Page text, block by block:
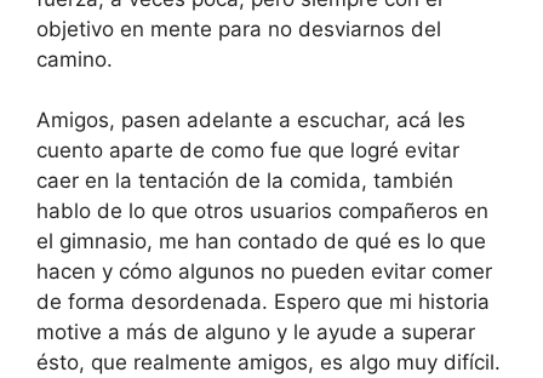
objetivo en mente para no desviarnos del
camino.
Amigos, pasen adelante a escuchar, acá les
cuento aparte de como fue que logré evitar
caer en la tentación de la comida, también
hablo de lo que otros usuarios compañeros en
el gimnasio, me han contado de qué es lo que
hacen y cómo algunos no pueden evitar comer
de forma desordenada. Espero que mi historia
motive a más de alguno y le ayude a superar
ésto, que realmente amigos, es algo muy difícil.